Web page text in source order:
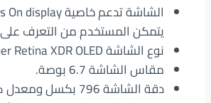
يتمكن المستخدم من التعرف على
نوع الشاشة LTPO Super Retina XDR OLED.
مقاس الشاشة 6.7 بوصة.
دقة الشاشة 796